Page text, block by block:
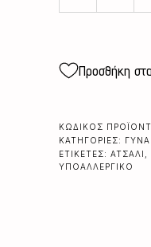
Προσθήκη
ΚΩΔΙΚΌΣ
ΚΑΤΗΓΟΡΊΕΣ:
ΕΤΙΚΈΤΕΣ: ΑΤΣΆΛΙ
ΥΠΟΑΛΛΕΡΓΙΚΌ